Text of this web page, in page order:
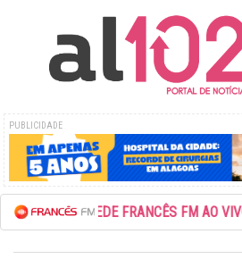
PUBLICIDADE
A REDE FRANCÊS FM AO VIVO